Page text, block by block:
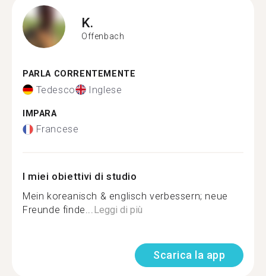
K.
Offenbach
PARLA CORRENTEMENTE
Tedesco Inglese
IMPARA
Francese
I miei obiettivi di studio
Mein koreanisch & englisch verbessern; neue
Freunde finde...Leggi di più
Scarica la app